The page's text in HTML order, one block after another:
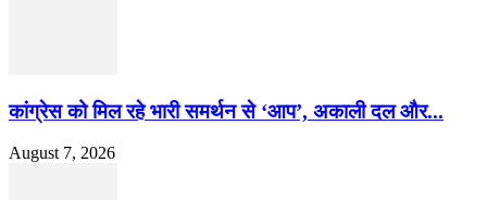
कांग्रेस को मिल रहे भारी समर्थन से ‘आप’, अकाली दल और...
August 7, 2026